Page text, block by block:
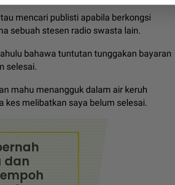
mencari publisti apabila berkongsi
sebuah stesen radio swasta lain.
bahawa tuntutan tunggakan bayaran
selesai.
mahu menangguk dalam air keruh
kes melibatkan saya belum selesai.
dan